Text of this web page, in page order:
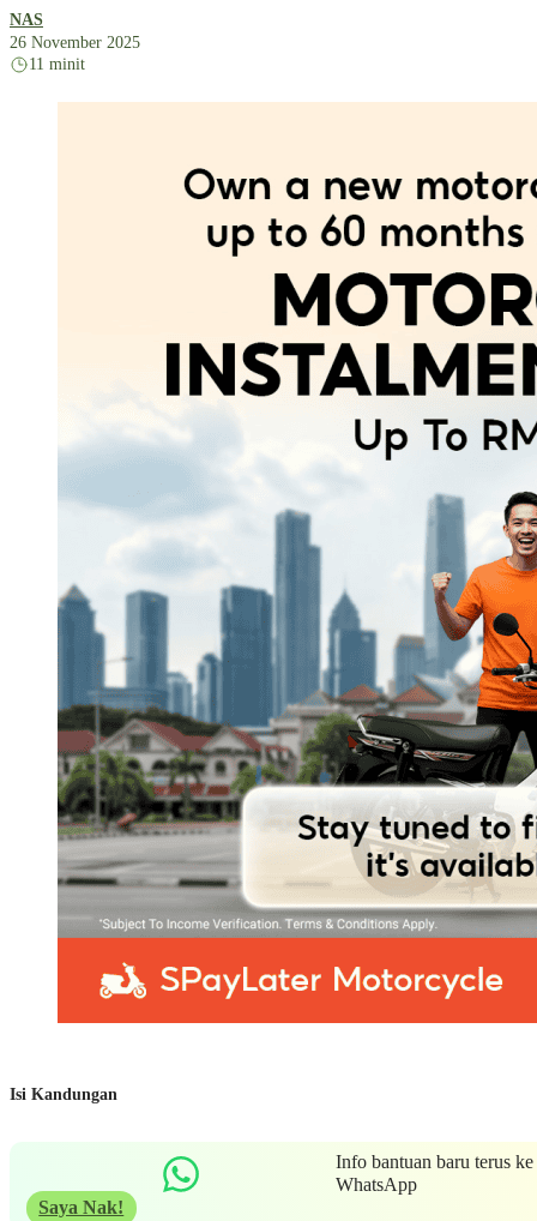
NAS
26 November 2025
11 minit
Isi Kandungan
Info bantuan baru terus ke
WhatsApp
Saya Nak!